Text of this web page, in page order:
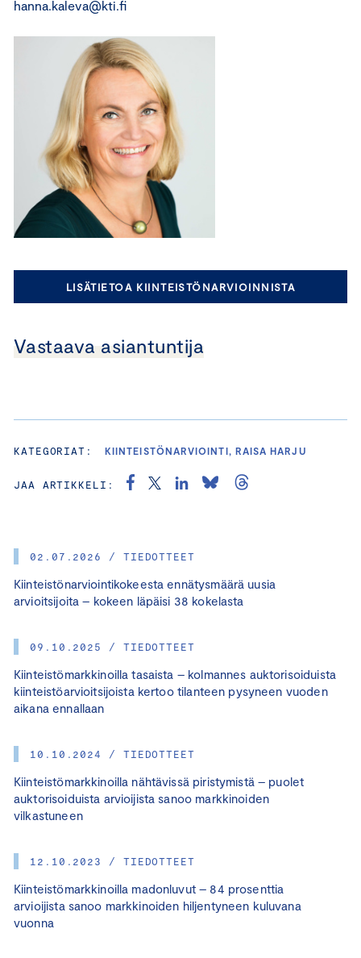
02.07.2026 / TIEDOTTEET
Kiinteistönarviointikokeesta ennätysmäärä uusia
arvioitsijoita – kokeen läpäisi 38 kokelasta
09.10.2025 / TIEDOTTEET
Kiinteistömarkkinoilla tasaista – kolmannes auktorisoiduista
kiinteistöarvioitsijoista kertoo tilanteen pysyneen vuoden
aikana ennallaan
10.10.2024 / TIEDOTTEET
Kiinteistömarkkinoilla nähtävissä piristymistä – puolet
auktorisoiduista arvioijista sanoo markkinoiden
vilkastuneen
12.10.2023 / TIEDOTTEET
Kiinteistömarkkinoilla madonluvut – 84 prosenttia
arvioijista sanoo markkinoiden hiljentyneen kuluvana
vuonna
hanna.kaleva@kti.fi
LISÄTIETOA KIINTEISTÖNARVIOINNISTA
Vastaava asiantuntija
KATEGORIAT: KIINTEISTÖNARVIOINTI, RAISA HARJU
JAA ARTIKKELI: